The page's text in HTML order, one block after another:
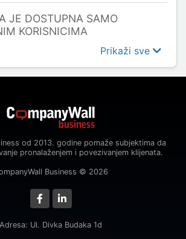
JE DOSTUPNA SAMO
KORISNICIMA
Prikaži sve
od 2013. godine pomaže subjektima da
pronalaženjem i povezivanjem klijenata.
Business © 2026
Adresa: Ul. Divka Budaka 1d